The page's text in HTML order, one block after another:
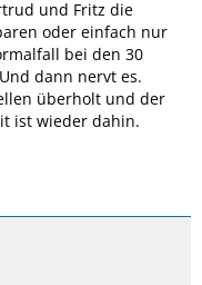
und Fritz die
oder einfach nur
bei den 30
dann nervt es.
überholt und der
ist wieder dahin.